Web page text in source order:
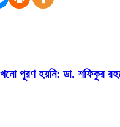
পূরণ হয়নি: ডা. শফিকুর